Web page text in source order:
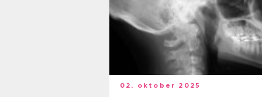
02. oktober 2025